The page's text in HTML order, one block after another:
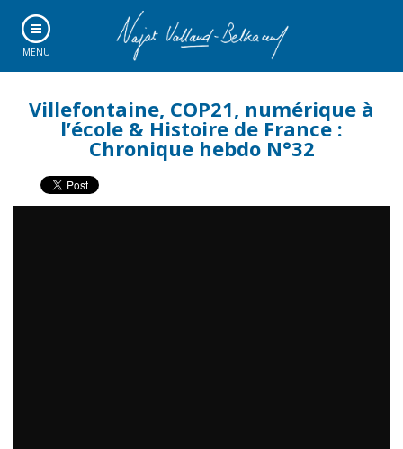
MENU
Villefontaine, COP21, numérique à
l’école & Histoire de France :
Chronique hebdo N°32